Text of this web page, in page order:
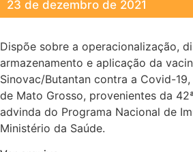
23 de dezembro de 2021
Dispõe sobre a operacionalização,
armazenamento e aplicação da
Sinovac/Butantan contra a Covid-
de Mato Grosso, provenientes da
advinda do Programa Nacional de
Ministério da Saúde.